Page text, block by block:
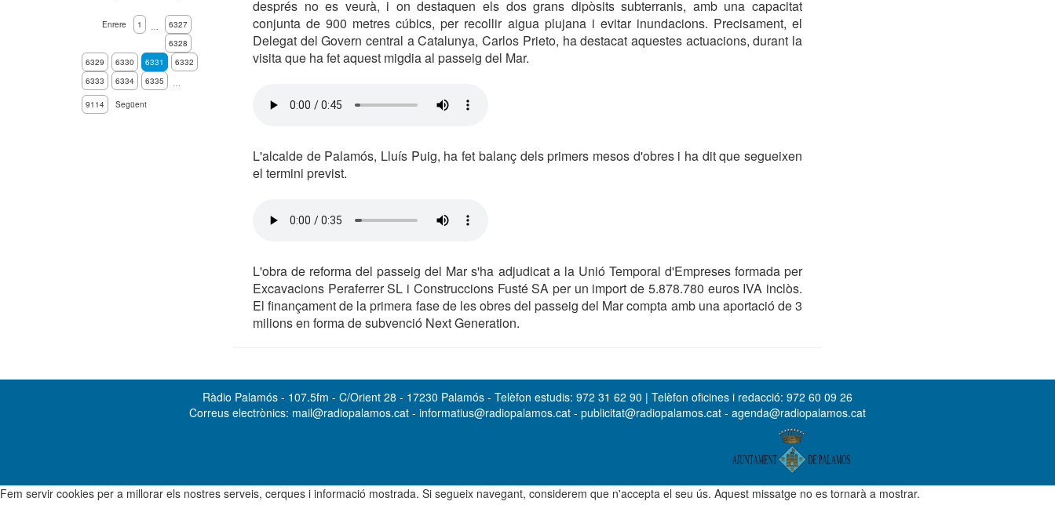
després no es veurà, i on destaquen els dos grans dipòsits subterranis, amb una capacitat
conjunta de 900 metres cúbics, per recollir aigua plujana i evitar inundacions. Precisament, el
Delegat del Govern central a Catalunya, Carlos Prieto, ha destacat aquestes actuacions, durant la
visita que ha fet aquest migdia al passeig del Mar.
L'alcalde de Palamós, Lluís Puig, ha fet balanç dels primers mesos d'obres i ha dit que segueixen
el termini previst.
L'obra de reforma del passeig del Mar s'ha adjudicat a la Unió Temporal d'Empreses formada per
Excavacions Peraferrer SL i Construccions Fusté SA per un import de 5.878.780 euros IVA inclòs.
El finançament de la primera fase de les obres del passeig del Mar compta amb una aportació de 3
milions en forma de subvenció Next Generation.
Enrere 1 …
6327
6328
6329
6330 6331
6332
6333
6334 6335
…
9114
Següent
Ràdio Palamós - 107.5fm - C/Orient 28 - 17230 Palamós - Telèfon estudis: 972 31 62 90 | Telèfon oficines i redacció: 972 60 09 26
Correus electrònics: mail@radiopalamos.cat - informatius@radiopalamos.cat - publicitat@radiopalamos.cat - agenda@radiopalamos.cat
Fem servir cookies per a millorar els nostres serveis, cerques i informació mostrada. Si segueix navegant, considerem que n'accepta el seu ús. Aquest missatge no es tornarà a mostrar.